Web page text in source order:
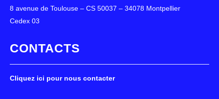
8 avenue de Toulouse – CS 50037 – 34078 Montpellier
Cedex 03
CONTACTS
Cliquez ici pour nous contacter